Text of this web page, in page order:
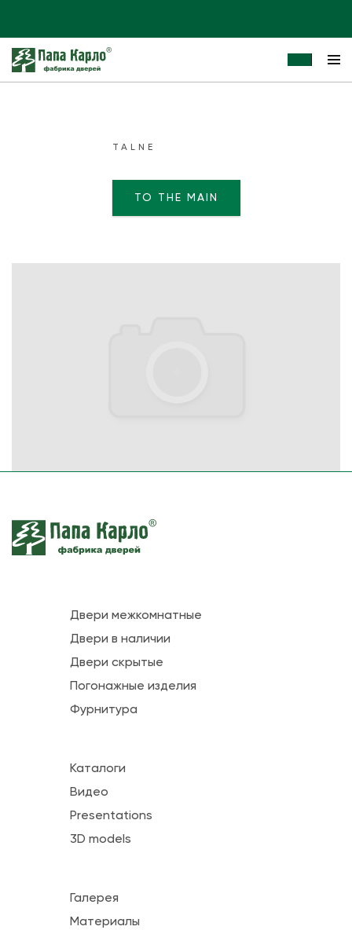
TALNE
TO THE MAIN
Двери межкомнатные
Двери в наличии
Двери скрытые
Погонажные изделия
Фурнитура
Каталоги
Видео
Presentations
3D models
Галерея
Материалы